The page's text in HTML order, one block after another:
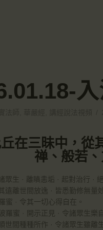
在三昧中，從
禅、般若
眾生 · 離瞋恚垢 · 起對治行 ·
遠離世間放逸 · 皆悉勤修無量
蜜 · 令其一切心得自在。
羅蜜 · 開示正見 · 令諸眾生樂
世間種種所作 · 令諸眾生雖離